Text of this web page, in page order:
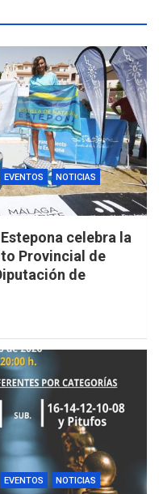
EVENTOS
NOTICIAS
celebra la
Provincial de
de
EVENTOS
NOTICIAS